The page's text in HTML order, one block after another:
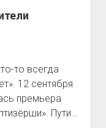
то всегда
12 сентября
премьера
Пути…